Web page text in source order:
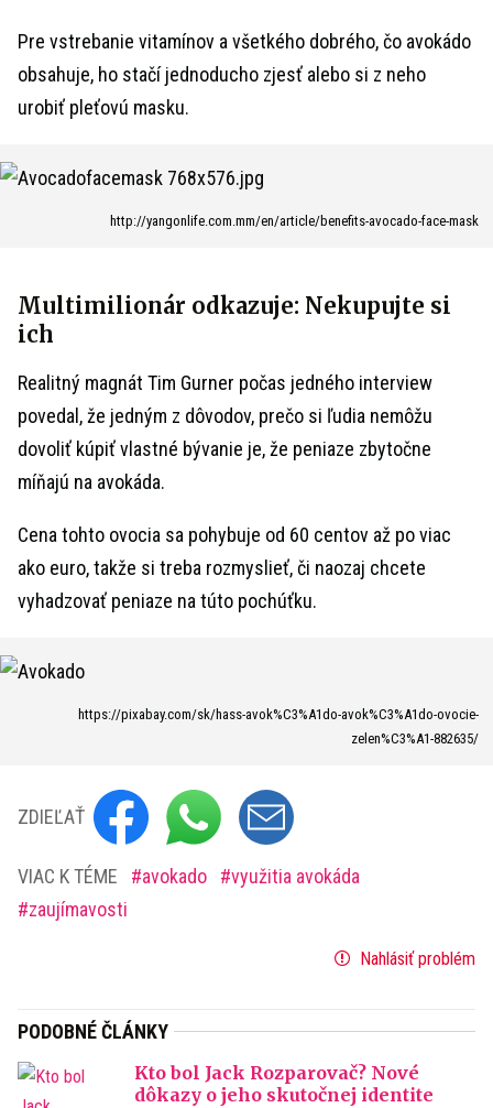
Pre vstrebanie vitamínov a všetkého dobrého, čo avokádo
obsahuje, ho stačí jednoducho zjesť alebo si z neho
urobiť pleťovú masku.
http://yangonlife.com.mm/en/article/benefits-avocado-face-mask
Multimilionár odkazuje: Nekupujte si
ich
Realitný magnát Tim Gurner počas jedného interview
povedal, že jedným z dôvodov, prečo si ľudia nemôžu
dovoliť kúpiť vlastné bývanie je, že peniaze zbytočne
míňajú na avokáda.
Cena tohto ovocia sa pohybuje od 60 centov až po viac
ako euro, takže si treba rozmyslieť, či naozaj chcete
vyhadzovať peniaze na túto pochúťku.
https://pixabay.com/sk/hass-avok%C3%A1do-avok%C3%A1do-ovocie-
zelen%C3%A1-882635/
ZDIEĽAŤ
VIAC K TÉME avokado
využitia avokáda
zaujímavosti
Nahlásiť problém
PODOBNÉ ČLÁNKY
Kto bol Jack Rozparovač? Nové
dôkazy o jeho skutočnej identite